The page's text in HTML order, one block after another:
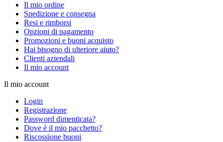
Il mio ordine
Spedizione e consegna
Resi e rimborsi
Opzioni di pagamento
Promozioni e buoni acquisto
Hai bisogno di ulteriore aiuto?
Clienti aziendali
Il mio account
Il mio account
Login
Registrazione
Password dimenticata?
Dove è il mio pacchetto?
Riscossione buoni